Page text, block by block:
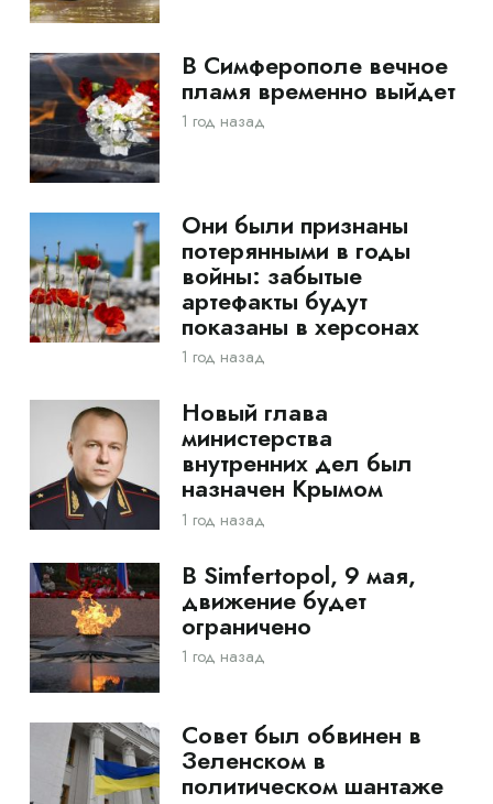
В Симферополе вечное
пламя временно выйдет
1 год назад
Они были признаны
потерянными в годы
войны: забытые
артефакты будут
показаны в херсонах
1 год назад
Новый глава
министерства
внутренних дел был
назначен Крымом
1 год назад
В Simfertopol, 9 мая,
движение будет
ограничено
1 год назад
Совет был обвинен в
Зеленском в
политическом шантаже